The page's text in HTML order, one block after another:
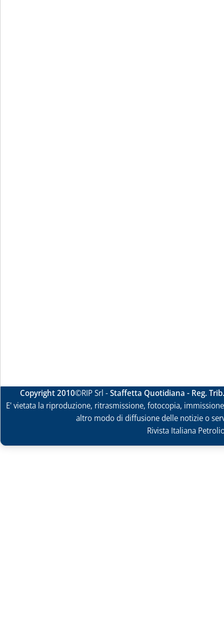
Copyright 2010©RIP Srl -Staffetta Quotidiana - Reg.
E' vietata la riproduzione, ritrasmissione, fotocopia,
altro modo di diffusione delle notizie o
Rivista Italiana